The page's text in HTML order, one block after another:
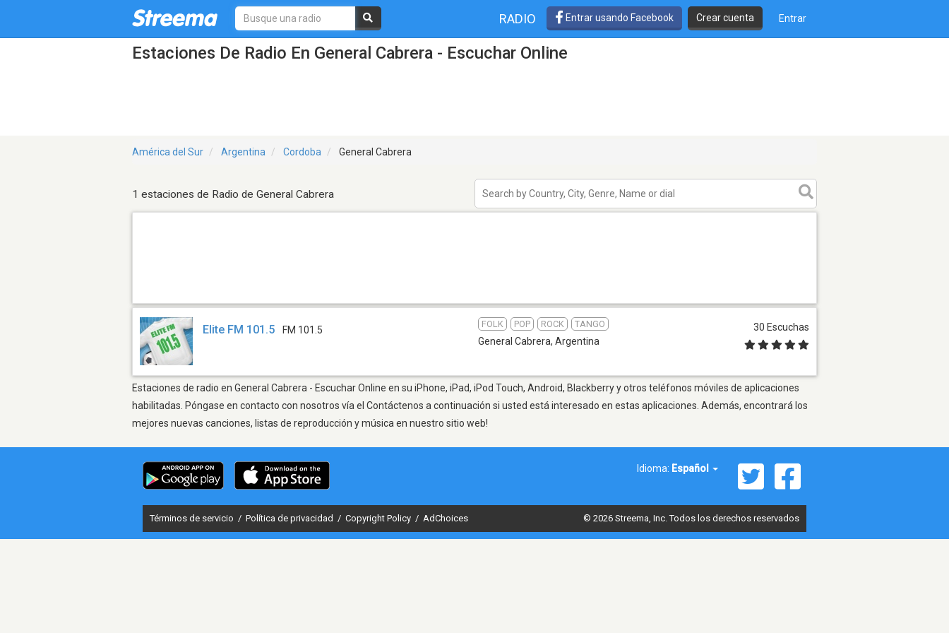
RADIO Entrar usando Facebook Crear cuenta Entrar
Estaciones De Radio En General Cabrera - Escuchar Online
América del Sur Argentina Cordoba General Cabrera
1 estaciones de Radio de General Cabrera
Elite FM 101.5 FM 101.5
FOLK POP ROCK TANGO
General Cabrera, Argentina
30 Escuchas
Estaciones de radio en General Cabrera - Escuchar Online en su iPhone, iPad, iPod Touch, Android, Blackberry y otros teléfonos móviles de aplicaciones
habilitadas. Póngase en contacto con nosotros vía el Contáctenos a continuación si usted está interesado en estas aplicaciones. Además, encontrará los
mejores nuevas canciones, listas de reproducción y música en nuestro sitio web!
Idioma: Español
Términos de servicio / Política de privacidad / Copyright Policy / AdChoices © 2026 Streema, Inc. Todos los derechos reservados